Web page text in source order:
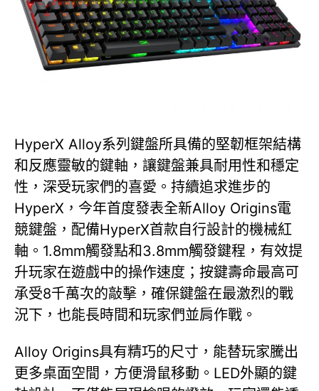
HyperX Alloy系列鍵盤所具備的堅韌框架結構
和反應靈敏的鍵軸，讓鍵盤兼具耐用性和穩定
性，深受玩家們的喜愛。持續追求進步的
HyperX，今年首度發表全新Alloy Origins電
競鍵盤，配備HyperX首款自行設計的機械紅
軸。1.8mm觸發點和3.8mm觸發鍵程，有效提
升玩家在遊戲中的操作速度；按鍵壽命最高可
承受8千萬次的敲擊，確保鍵盤在最激烈的戰
況下，也能長時間和玩家們並肩作戰。
Alloy Origins具有精巧的尺寸，能替玩家騰出
更多桌面空間，方便滑鼠移動。LED外顯的鍵